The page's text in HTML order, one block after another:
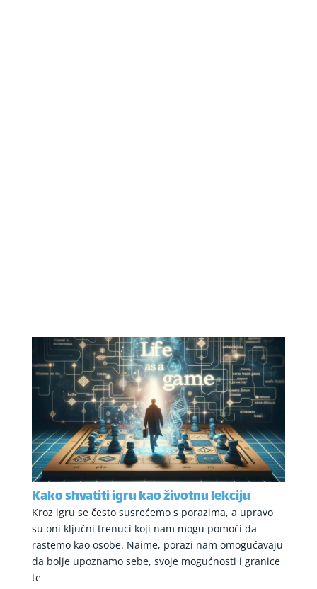
Kako shvatiti igru kao životnu lekciju
Kroz igru se često susrećemo s porazima, a upravo
su oni ključni trenuci koji nam mogu pomoći da
rastemo kao osobe. Naime, porazi nam omogućavaju
da bolje upoznamo sebe, svoje mogućnosti i granice
te